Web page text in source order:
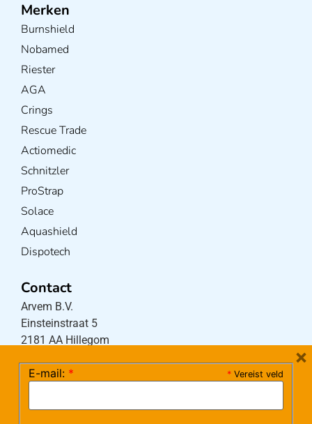
Merken
Burnshield
Nobamed
Riester
AGA
Crings
Rescue Trade
Actiomedic
Schnitzler
ProStrap
Solace
Aquashield
Dispotech
Contact
Arvem B.V.
Einsteinstraat 5
2181 AA Hillegom
(maandag – donderdag 08:30-17:15 uur / vrijdag
* Vereist veld
E-mail: *
×